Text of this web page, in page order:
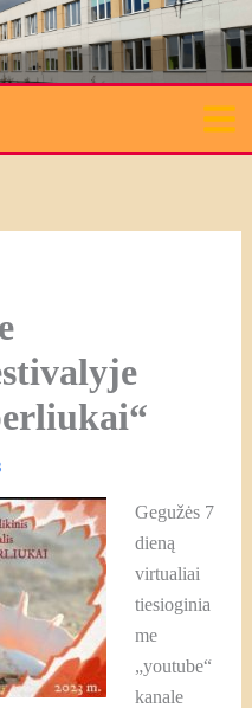
Gegužės 7
dieną
virtualiai
tiesioginia
me
„youtube“
kanale